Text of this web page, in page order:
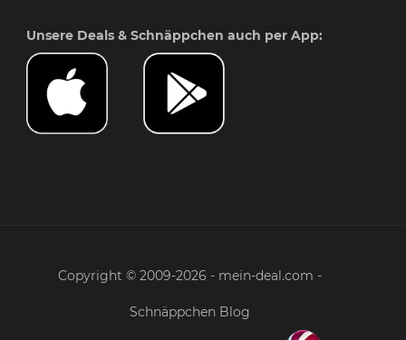
Unsere Deals & Schnäppchen auch per App:
Copyright © 2009-2026 - mein-deal.com -
Schnäppchen Blog